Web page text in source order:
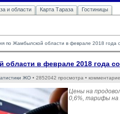
и области Карта Тараза Гостиницы
по Жамбылской области в феврале 2018 года
в феврале 2018 года
ЖО • 2852042 просмотра •
Цены на
0,6%, тарифы на